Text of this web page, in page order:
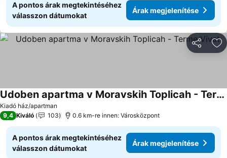
A pontos árak megtekintéséhez
válasszon dátumokat
Árak megjelenítése
Kiadó ház/apartman
Udoben apartma v Moravskih Toplicah - Terme Vivat
Árak megjelenítése
9,4 Kiváló 103 0.6 km-re innen: Városközpont
A pontos árak megtekintéséhez
válasszon dátumokat
Árak megjelenítése